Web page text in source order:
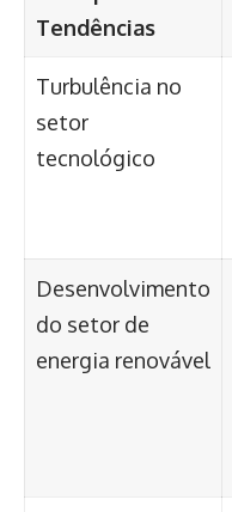
Tendências
Turbulência no
setor
tecnológico
Desenvolvimento
do setor de
energia renovável